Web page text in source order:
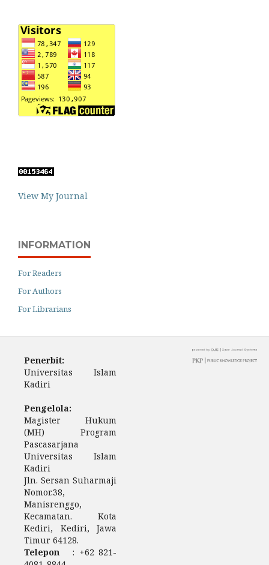
View My Journal
INFORMATION
For Readers
For Authors
For Librarians
Penerbit:
Universitas Islam
Kadiri
Pengelola:
Magister Hukum
(MH) Program
Pascasarjana
Universitas Islam
Kadiri
Jln. Sersan Suharmaji
Nomor.38,
Manisrenggo,
Kecamatan. Kota
Kediri, Kediri, Jawa
Timur 64128.
Telepon : +62 821-